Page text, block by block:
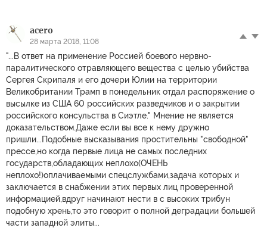
acero
28 марта 2018, 11:08
"...В ответ на применение Россией боевого нервно-
паралитического отравляющего вещества с целью убийства
Сергея Скрипаля и его дочери Юлии на территории
Великобритании Трамп в понедельник отдал распоряжение о
высылке из США 60 российских разведчиков и о закрытии
российского консульства в Сиэтле." Мнение не является
доказательством.Даже если вы все к нему дружно
пришли...Подобные высказывания простительны "свободной"
прессе,но когда первые лица не самых последних
государств,обладающих неплохо(ОЧЕНЬ
неплохо!)оплачиваемыми спецслужбами,задача которых и
заключается в снабжении этих первых лиц проверенной
информацией,вдруг начинают нести в с высоких трибун
подобную хрень,то это говорит о полной деградации большей
части западной элиты...